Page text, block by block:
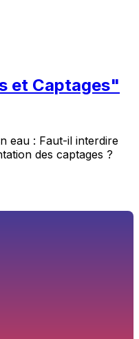
et Captages"
eau : Faut-il interdire
des captages ?